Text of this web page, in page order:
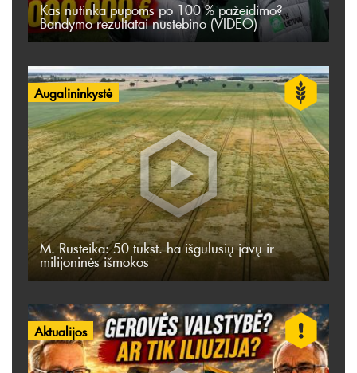
Kas nutinka pupoms po 100 % pažeidimo?
Bandymo rezultatai nustebino (VIDEO)
Augalininkystė
M. Rusteika: 50 tūkst. ha išgulusių javų ir
milijoninės išmokos
Aktualijos